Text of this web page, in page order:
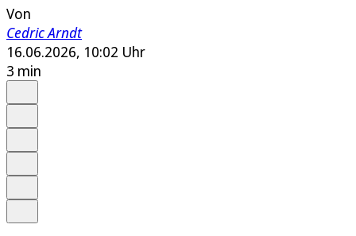
Von
Cedric Arndt
16.06.2026, 10:02 Uhr
3 min